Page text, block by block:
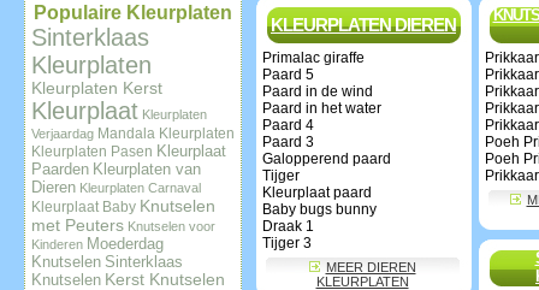
Populaire Kleurplaten
Sinterklaas
Kleurplaten
Kleurplaten Kerst
Kleurplaat Kleurplaten
Verjaardag Mandala Kleurplaten
Kleurplaten Pasen Kleurplaat
Paarden Kleurplaten van
Dieren Kleurplaten Carnaval
Kleurplaat Baby Knutselen
met Peuters Knutselen voor
Kinderen Moederdag
Knutselen Sinterklaas
Knutselen Kerst Knutselen
KLEURPLATEN DIEREN
Primalac giraffe
Paard 5
Paard in de wind
Paard in het water
Paard 4
Paard 3
Galopperend paard
Tijger
Kleurplaat paard
Baby bugs bunny
Draak 1
Tijger 3
MEER DIEREN
KLEURPLATEN
Poeh
Poeh